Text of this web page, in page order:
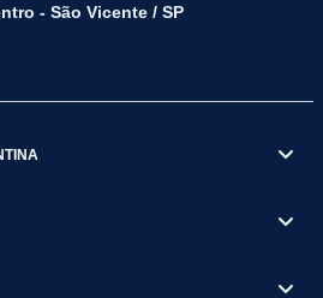
- São Vicente / SP